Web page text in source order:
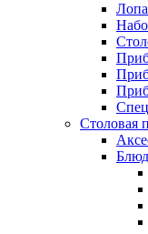
Столовая